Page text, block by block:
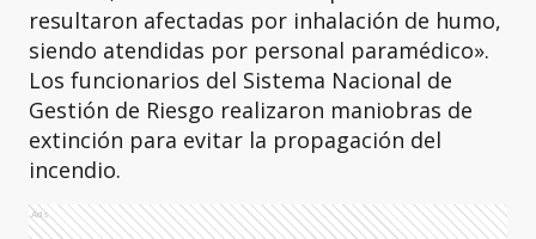
resultaron afectadas por inhalación de humo,
siendo atendidas por personal paramédico».
Los funcionarios del Sistema Nacional de
Gestión de Riesgo realizaron maniobras de
extinción para evitar la propagación del
incendio.
Ads